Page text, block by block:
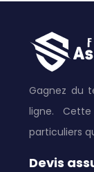
Gagnez du
ligne.
particuliers
Devis